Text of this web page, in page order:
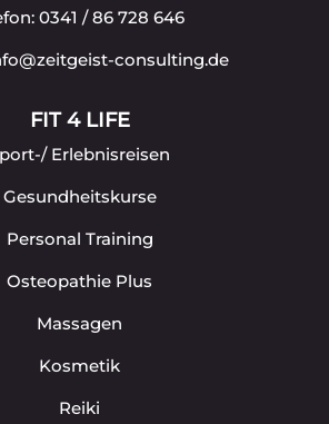
0341 / 86 728 646
consulting.de
FIT 4 LIFE
Erlebnisreisen
Gesundheitskurse
Personal Training
Osteopathie Plus
Massagen
Kosmetik
Reiki